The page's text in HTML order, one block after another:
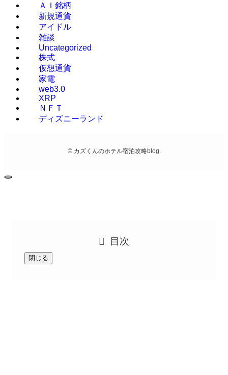
ＡＩ銘柄
新規通貨
アイドル
雑談
Uncategorized
株式
仮想通貨
家電
web3.0
XRP
ＮＦＴ
ディズニーランド
©カズくんのホテル宿泊攻略blog.
目次
閉じる